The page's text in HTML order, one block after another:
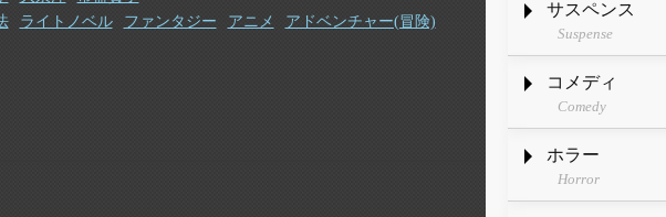
ライトノベル ファンタジー アニメ アドベンチャー(冒険)
サスペンス
Suspense
コメディ
Comedy
ホラー
Horror